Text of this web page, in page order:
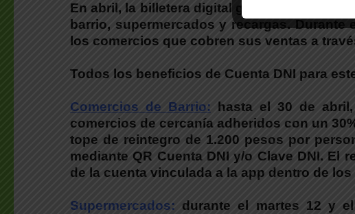
En abril, la billetera digital gratuita de
barrio, supermercados y recargas.
los comercios que cobren sus ventas a
Todos los beneficios de Cuenta DNI para
Comercios de Barrio: hasta el 30 de
comercios de cercanía adheridos con un
tope de reintegro de 1.200 pesos por
mediante QR Cuenta DNI y/o Clave DNI. El
de la cuenta vinculada a la app dentro de
Supermercados: durante el martes 12 y